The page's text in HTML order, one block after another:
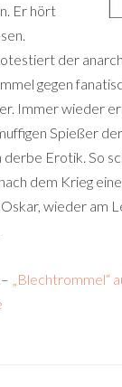
Er hört
der
gegen
Immer wieder
Spießer
Erotik. So
dem Krieg
wieder am
„Blechtrommel“